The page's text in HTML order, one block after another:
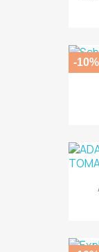
-10%